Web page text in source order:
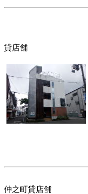
貸店舗
仲之町貸店舗